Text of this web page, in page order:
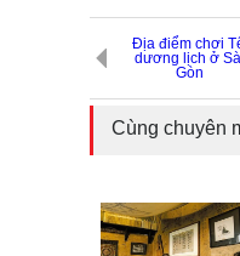
Địa điểm chơi
dương lịch ở
Gòn
Cùng chuyên